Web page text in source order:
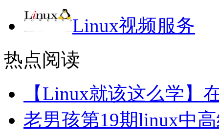
Linux视频服务
热点阅读
【Linux就该这么学】
老男孩第19期linux中